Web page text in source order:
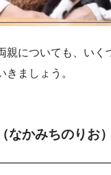
親についても、いく
きましょう。
なかみちのりお）